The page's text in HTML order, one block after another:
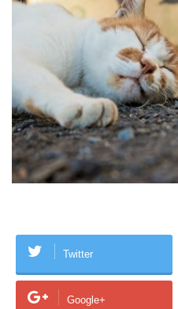
Twitter
Google+